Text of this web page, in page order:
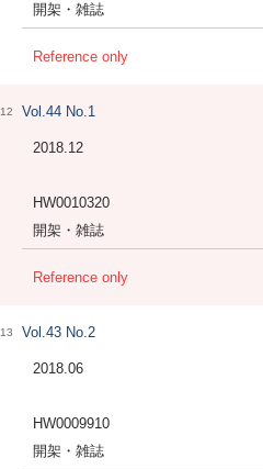
開架・雑誌
Reference only
12 Vol.44 No.1
2018.12
HW0010320
開架・雑誌
Reference only
13 Vol.43 No.2
2018.06
HW0009910
開架・雑誌